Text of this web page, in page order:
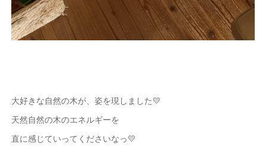
大好きな自然の木が、姿を現しました💛
天然自然の木のエネルギーを
直に感じていってくださいなっ💛